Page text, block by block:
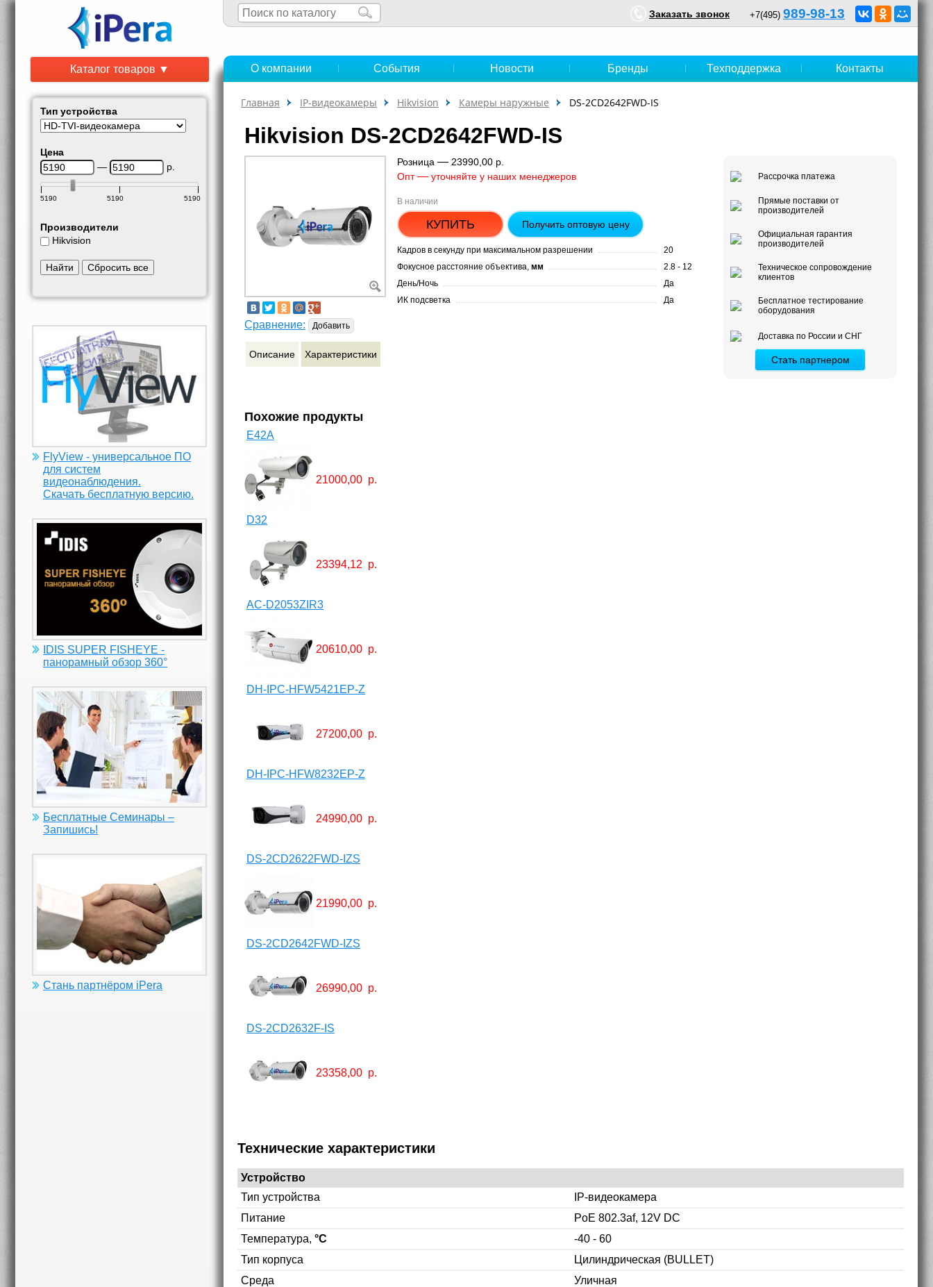
+7(495) 989-98-13
Заказать звонок
Каталог товаров ▼
Тип устройства
Цена
—
р.
5190 5190 5190
Производители
Hikvision
Найти Сбросить все
FlyView - универсальное ПО
для систем
видеонаблюдения.
Скачать бесплатную версию.
IDIS SUPER FISHEYE -
панорамный обзор 360°
Бесплатные Семинары –
Запишись!
Стань партнёром iPera
О компании События Новости Бренды Техподдержка Контакты
Главная IP-видеокамеры Hikvision Камеры наружные DS-2CD2642FWD-IS
Hikvision DS-2CD2642FWD-IS
Сравнение: Добавить
Описание Характеристики
Розница — 23990,00 р.
Опт— уточняйте у наших менеджеров
В наличии
КУПИТЬ Получить оптовую цену
Кадров в секунду при максимальном разрешении
20
Фокусное расстояние объектива, мм
2.8 - 12
День/Ночь
Да
ИК подсветка
Да
Рассрочка платежа
Прямые поставки от
производителей
Официальная гарантия
производителей
Техническое сопровождение
клиентов
Бесплатное тестирование
оборудования
Доставка по России и СНГ
Стать партнером
Похожие продукты
E42A
21000,00 р.
D32
23394,12 р.
AC-D2053ZIR3
20610,00 р.
DH-IPC-HFW5421EP-Z
27200,00 р.
DH-IPC-HFW8232EP-Z
24990,00 р.
DS-2CD2622FWD-IZS
21990,00 р.
DS-2CD2642FWD-IZS
26990,00 р.
DS-2CD2632F-IS
23358,00 р.
Технические характеристики
Устройство
Тип устройства
IP-видеокамера
Питание
PoE 802.3af, 12V DC
Температура, °C
-40 - 60
Тип корпуса
Цилиндрическая (BULLET)
Среда
Уличная